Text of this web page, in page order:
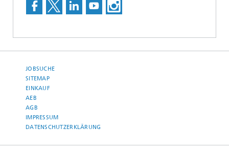
JOBSUCHE
SITEMAP
EINKAUF
AEB
AGB
IMPRESSUM
DATENSCHUTZERKLÄRUNG